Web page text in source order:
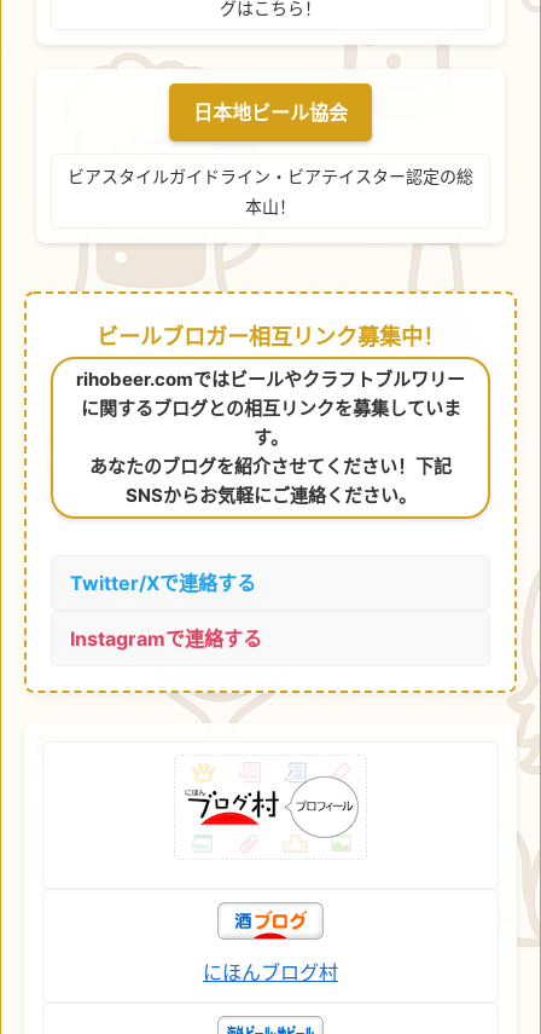
グはこちら！
日本地ビール協会
ビアスタイルガイドライン・ビアテイスター認定の総
本山！
ビールブロガー相互リンク募集中！
rihobeer.comではビールやクラフトブルワリー
に関するブログとの相互リンクを募集していま
す。
あなたのブログを紹介させてください！下記
SNSからお気軽にご連絡ください。
Twitter/Xで連絡する
Instagramで連絡する
にほんブログ村